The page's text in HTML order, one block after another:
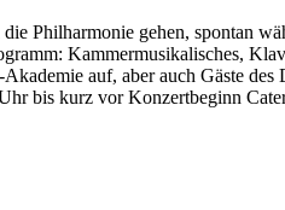
Philharmonie gehen, spontan
Kammermusikalisches,
auf, aber auch Gäste
bis kurz vor Konzertbeginn